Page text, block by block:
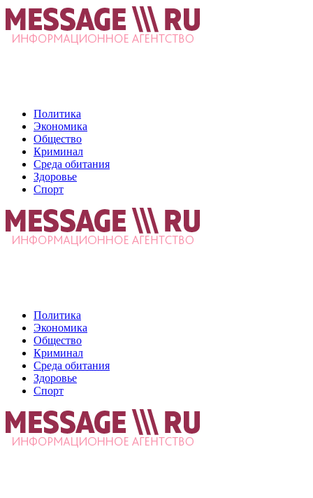
Политика
Экономика
Общество
Криминал
Среда обитания
Здоровье
Спорт
Политика
Экономика
Общество
Криминал
Среда обитания
Здоровье
Спорт